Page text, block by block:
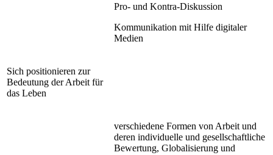
Pro- und Kontra-Diskussion
Kommunikation mit Hilfe digitaler
Medien
Sich positionieren zur
Bedeutung der Arbeit für
das Leben
verschiedene Formen von Arbeit und
deren individuelle und gesellschaftliche
Bewertung, Globalisierung und